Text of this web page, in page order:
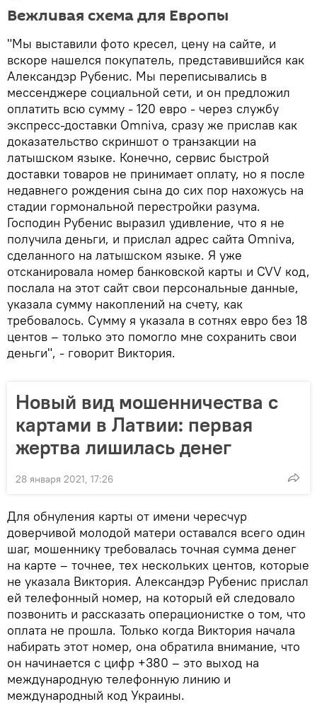
Вежливая схема для Европы
"Мы выставили фото кресел, цену на сайте, и
вскоре нашелся покупатель, представившийся как
Александэр Рубенис. Мы переписывались в
мессенджере социальной сети, и он предложил
оплатить всю сумму - 120 евро - через службу
экспресс-доставки Omniva, сразу же прислав как
доказательство скриншот о транзакции на
латышском языке. Конечно, сервис быстрой
доставки товаров не принимает оплату, но я после
недавнего рождения сына до сих пор нахожусь на
стадии гормональной перестройки разума.
Господин Рубенис выразил удивление, что я не
получила деньги, и прислал адрес сайта Omniva,
сделанного на латышском языке. Я уже
отсканировала номер банковской карты и CVV код,
послала на этот сайт свои персональные данные,
указала сумму накоплений на счету, как
требовалось. Сумму я указала в сотнях евро без 18
центов – только это помогло мне сохранить свои
деньги", - говорит Виктория.
Новый вид мошенничества с
картами в Латвии: первая
жертва лишилась денег
28 января 2021, 17:26
Для обнуления карты от имени чересчур
доверчивой молодой матери оставался всего один
шаг, мошеннику требовалась точная сумма денег
на карте – точнее, тех нескольких центов, которые
не указала Виктория. Александэр Рубенис прислал
ей телефонный номер, на который ей следовало
позвонить и рассказать операционистке о том, что
оплата не прошла. Только когда Виктория начала
набирать этот номер, она обратила внимание, что
он начинается с цифр +380 – это выход на
международную телефонную линию и
международный код Украины.